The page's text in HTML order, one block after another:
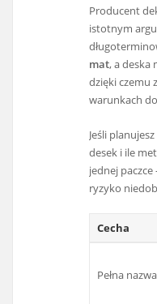
Producent
istotnym
mat, a deska
dzięki czemu
warunkach
Jeśli
desek i ile
jednej
ryzyko
Cecha
Pełna nazwa